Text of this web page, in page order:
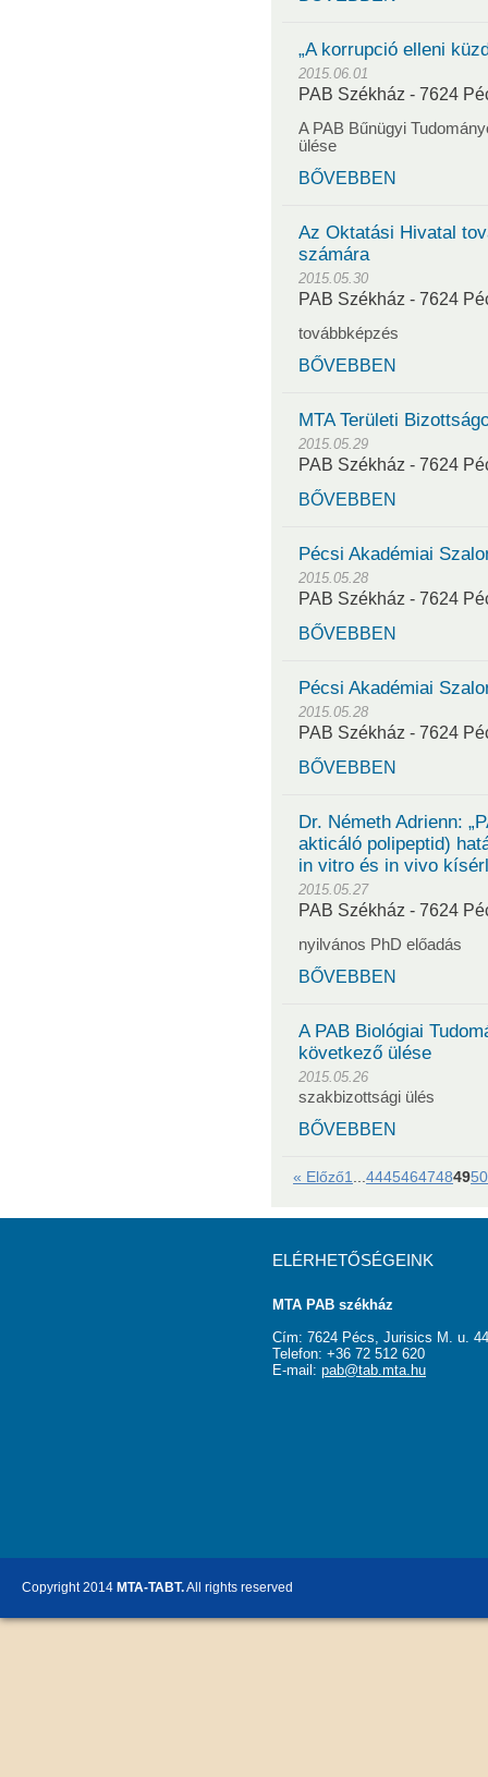
„A korrupció elleni
2015.06.01
PAB Székház - 7624
A PAB Bűnügyi
ülése
BŐVEBBEN
Az Oktatási Hivatal
számára
2015.05.30
PAB Székház - 7624
továbbképzés
BŐVEBBEN
MTA Területi
2015.05.29
PAB Székház - 7624
BŐVEBBEN
Pécsi Akadémiai
2015.05.28
PAB Székház - 7624
BŐVEBBEN
Pécsi Akadémiai
2015.05.28
PAB Székház - 7624
BŐVEBBEN
Dr. Németh Adrienn:
akticáló polipeptid)
in vitro és in vivo
2015.05.27
PAB Székház - 7624
nyilvános PhD előadás
BŐVEBBEN
A PAB Biológiai
következő ülése
2015.05.26
szakbizottsági ülés
BŐVEBBEN
« Előző1 44454647484950
ELÉRHETŐSÉGEINK
MTA PAB székház
Cím: 7624 Pécs, Jurisics M. u.
Telefon: +36 72 512 620
E-mail: pab@tab.mta.hu
Copyright 2014 MTA-TABT.All rights reserved